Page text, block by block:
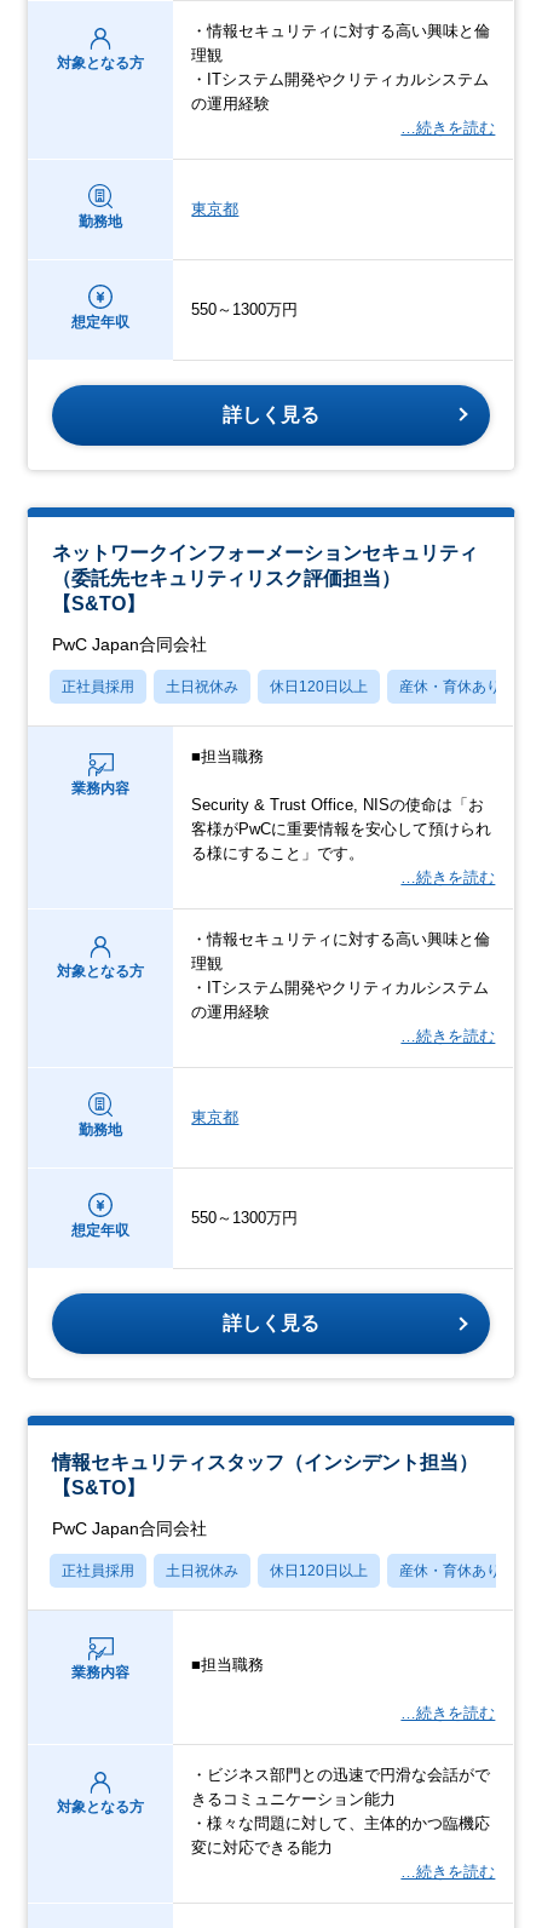
対象となる方
・情報セキュリティに対する高い興味と倫
理観
・ITシステム開発やクリティカルシステム
の運用経験
…続きを読む
勤務地
東京都
想定年収
550～1300万円
詳しく見る
ネットワークインフォーメーションセキュリティ
（委託先セキュリティリスク評価担当）
【S&TO】
PwC Japan合同会社
正社員採用 土日祝休み 休日120日以上 産休・育休あり
業務内容
■担当職務
Security & Trust Office, NISの使命は「お
客様がPwCに重要情報を安心して預けられ
る様にすること」です。
…続きを読む
対象となる方
・情報セキュリティに対する高い興味と倫
理観
・ITシステム開発やクリティカルシステム
の運用経験
…続きを読む
勤務地
東京都
想定年収
550～1300万円
詳しく見る
情報セキュリティスタッフ（インシデント担当）
【S&TO】
PwC Japan合同会社
正社員採用 土日祝休み 休日120日以上 産休・育休あり
業務内容 ■担当職務
…続きを読む
対象となる方
・ビジネス部門との迅速で円滑な会話がで
きるコミュニケーション能力
・様々な問題に対して、主体的かつ臨機応
変に対応できる能力
…続きを読む